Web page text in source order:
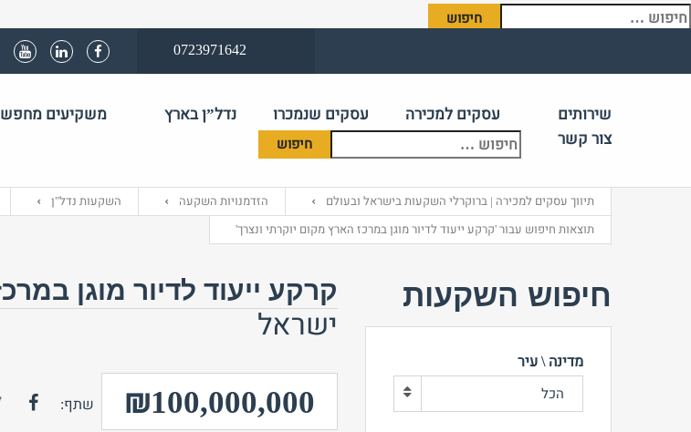
חיפוש:
0723971642
שירותים עסקים למכירה עסקים שנמכרו נדל”ן בארץ משקיעים
צור קשר
תיווך עסקים למכירה | ברוקרלי השקעות בישראל ובעולם הזדמנויות השקעה השקעות נדל"ן
תוצאות חיפוש עבור 'קרקע ייעוד לדיור מוגן במרכז הארץ מקום יוקרתי ונצרך'
קרקע ייעוד לדיור מוגן
ישראל
₪100,000,000 שתף:
חיפוש השקעות
מדינה \ עיר
הכל